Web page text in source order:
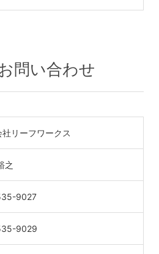
問い合わせ
社リーフワークス
之
9027
9029